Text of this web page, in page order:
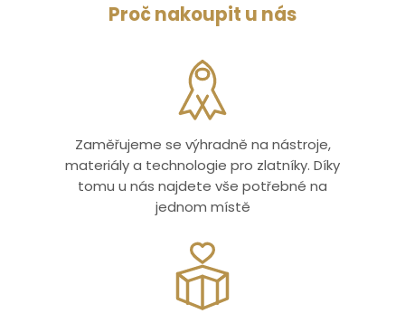
Proč nakoupit u nás
Zaměřujeme se výhradně na nástroje,
materiály a technologie pro zlatníky. Díky
tomu u nás najdete vše potřebné na
jednom místě